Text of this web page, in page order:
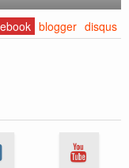
blogger disqus